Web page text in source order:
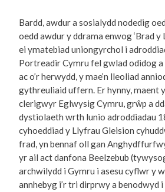
Bardd, awdur a sosialydd nodedig
oedd awdur y ddrama enwog ‘Brad y
ei ymatebiad uniongyrchol i
Portreadir Cymru fel gwlad odidog
ac o’r herwydd, y mae’n lleoliad
gythreuliaid uffern. Er hynny, maent
clerigwyr Eglwysig Cymru, grŵp a
dystiolaeth wrth lunio adroddiadau
cyhoeddiad y Llyfrau Gleision
frad, yn bennaf oll gan
yr ail act danfona Beelzebub
archwilydd i Gymru i asesu cyflwr y
annhebyg i’r tri dirprwy a benodwyd